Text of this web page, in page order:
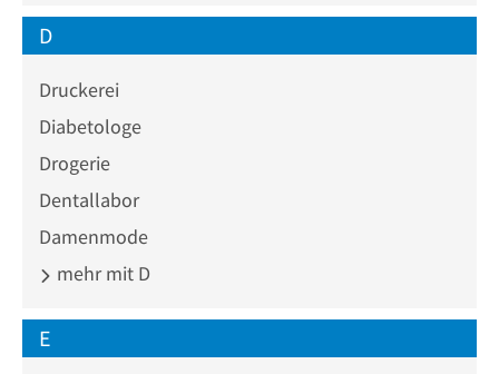
D
Druckerei
Diabetologe
Drogerie
Dentallabor
Damenmode
mehr mit D
E